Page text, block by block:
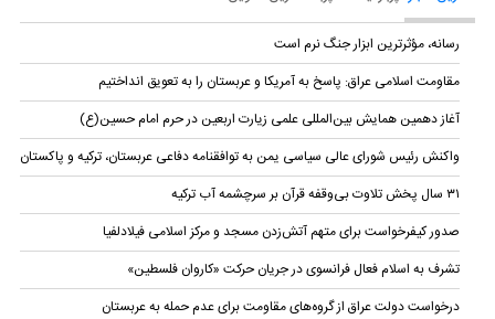
رسانه، مؤثرترین ابزار جنگ نرم است
مقاومت اسلامی عراق: پاسخ به آمریکا و عربستان را به تعویق انداختیم
آغاز دهمین همایش بین‌المللی علمی زیارت اربعین در حرم امام حسین(ع)
واکنش رئیس شورای عالی سیاسی یمن به توافقنامه دفاعی عربستان، ترکیه و پاکستان
۳۱ سال پخش تلاوت بی‌وقفه قرآن بر سرچشمه آب ترکیه
صدور کیفرخواست برای متهم آتش‌زدن مسجد و مرکز اسلامی فیلادلفیا
تشرف به اسلام فعال فرانسوی در جریان حرکت «کاروان فلسطین»
درخواست دولت عراق از گروه‌های مقاومت برای عدم حمله به عربستان